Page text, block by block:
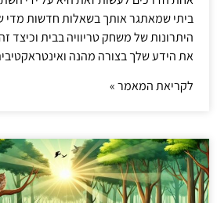
ביתי שמאתגר אותך בשאלות חדשות מדי
היתרונות של משחק טריוויה בבית וכיצד
את הידע שלך בצורה מהנה
לקריאת המאמר »